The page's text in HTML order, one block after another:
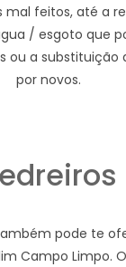
mal feitos, até a
/ esgoto que
ou a substituição
por novos.
pode te
Campo Limpo.